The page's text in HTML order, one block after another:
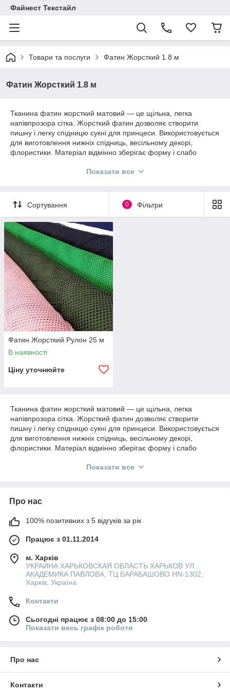
Файнест Текстайл
Товари та послуги Фатин Жорсткий 1.8 м
Фатин Жорсткий 1.8 м
Тканина фатин жорсткий матовий — це щільна, легка
напівпрозора сітка. Жорсткий фатин дозволяє створити
пишну і легку спідницю сукні для принцеси. Використовується
для виготовлення нижніх спідниць, весільному декорі,
флористики. Матеріал відмінно зберігає форму і слабо
Купити Фатин Жорсткий в магазині Finest Textile оптом і в
Показати все
Сортування 0 Фільтри
Фатин Жорсткий Рулон 25 м
В наявності
Ціну уточнюйте
Тканина фатин жорсткий матовий — це щільна, легка
напівпрозора сітка. Жорсткий фатин дозволяє створити
пишну і легку спідницю сукні для принцеси. Використовується
для виготовлення нижніх спідниць, весільному декорі,
флористики. Матеріал відмінно зберігає форму і слабо
Купити Фатин Жорсткий в магазині Finest Textile оптом і в
Показати все
Про нас
100% позитивних з 5 відгуків за рік
Працює з 01.11.2014
м. Харків
УКРАИНА ХАРЬКОВСКАЯ ОБЛАСТЬ ХАРЬКОВ УЛ.
АКАДЕМИКА ПАВЛОВА, ТЦ БАРАБАШОВО HN-1302,
Харків, Україна
Контакти
Сьогодні працює з 08:00 до 15:00
Показати весь графік роботи
Про нас
Контакти